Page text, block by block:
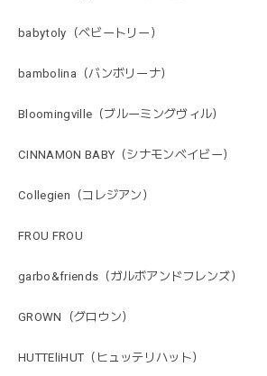
babytoly（ベビートリー）
bambolina（バンボリーナ）
Bloomingville（ブルーミングヴィル）
CINNAMON BABY（シナモンベイビー）
Collegien（コレジアン）
FROU FROU
garbo&friends（ガルボアンドフレンズ）
GROWN（グロウン）
HUTTEliHUT（ヒュッテリハット）